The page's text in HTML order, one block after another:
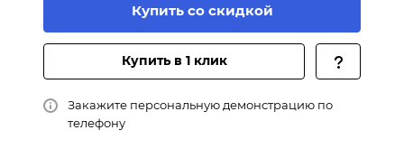
Купить со скидкой
Купить в 1 клик
Закажите персональную демонстрацию по
телефону